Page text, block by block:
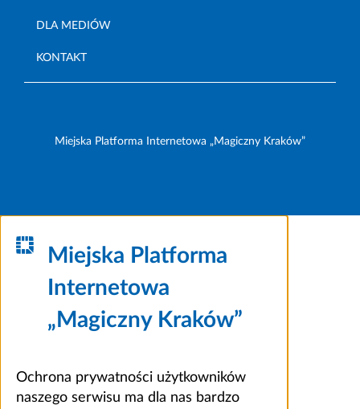
DLA MEDIÓW
KONTAKT
Miejska Platforma Internetowa „Magiczny Kraków”
Miejska Platforma
Internetowa
„Magiczny Kraków”
Ochrona prywatności użytkowników
naszego serwisu ma dla nas bardzo